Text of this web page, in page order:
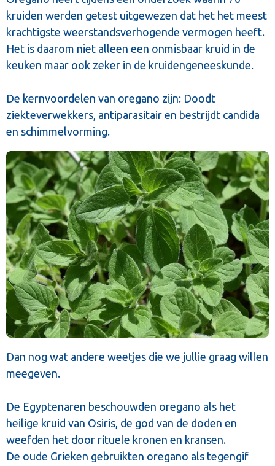
kruiden werden getest uitgewezen dat het het meest
krachtigste weerstandsverhogende vermogen heeft.
Het is daarom niet alleen een onmisbaar kruid in de
keuken maar ook zeker in de kruidengeneeskunde.
De kernvoordelen van oregano zijn: Doodt
ziekteverwekkers, antiparasitair en bestrijdt candida
en schimmelvorming.
Dan nog wat andere weetjes die we jullie graag willen
meegeven.
De Egyptenaren beschouwden oregano als het
heilige kruid van Osiris, de god van de doden en
weefden het door rituele kronen en kransen.
De oude Grieken gebruikten oregano als tegengif